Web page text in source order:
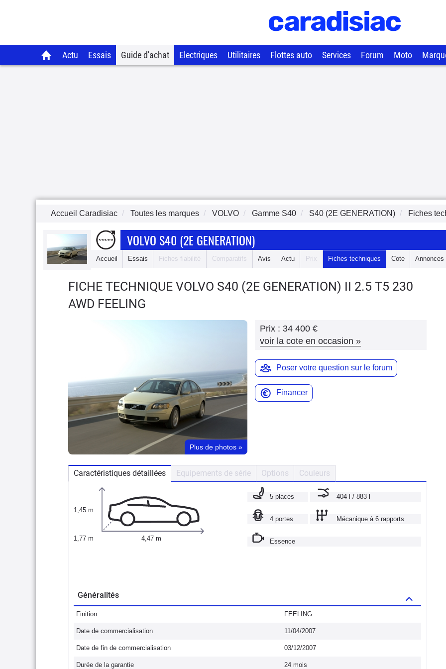
Actu Essais Guide d'achat Electriques Utilitaires Flottes auto Services Forum Moto
Accueil Caradisiac Toutes les marques VOLVO Gamme S40 S40 (2E GENERATION) Fiches
VOLVO S40 (2E GENERATION)
Accueil Essais Fiches fiabilité Comparatifs Avis Actu Prix Fiches techniques Cote Annonces
FICHE TECHNIQUE VOLVO S40 (2E GENERATION) II 2.5 T5 230
AWD FEELING
Plus de photos »
Prix : 34 400 €
voir la cote en occasion »
Poser votre question sur le forum
Financer
Caractéristiques détaillées Equipements de série Options Couleurs
1,45 m
1,77 m 4,47 m
5 places 404 l / 883 l
4 portes Mécanique à 6 rapports
Essence
Généralités
Finition FEELING
Date de commercialisation 11/04/2007
Date de fin de commercialisation 03/12/2007
Durée de la garantie 24 mois